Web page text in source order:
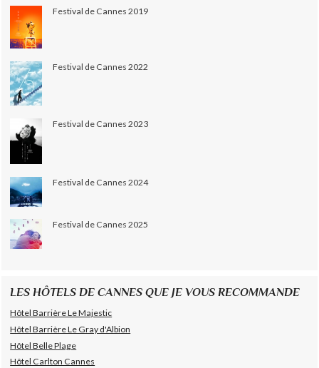
Festival de Cannes 2019
Festival de Cannes 2022
Festival de Cannes 2023
Festival de Cannes 2024
Festival de Cannes 2025
LES HÔTELS DE CANNES QUE JE VOUS RECOMMANDE
Hôtel Barrière Le Majestic
Hôtel Barrière Le Gray d'Albion
Hôtel Belle Plage
Hôtel Carlton Cannes